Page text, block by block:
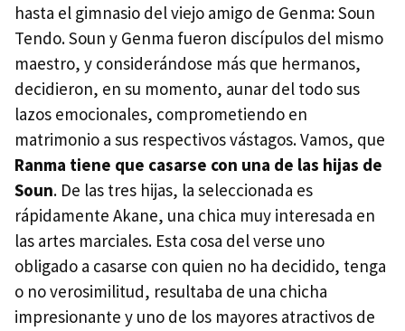
hasta el gimnasio del viejo amigo de Genma: Soun
Tendo. Soun y Genma fueron discípulos del mismo
maestro, y considerándose más que hermanos,
decidieron, en su momento, aunar del todo sus
lazos emocionales, comprometiendo en
matrimonio a sus respectivos vástagos. Vamos, que
Ranma tiene que casarse con una de las hijas de
Soun. De las tres hijas, la seleccionada es
rápidamente Akane, una chica muy interesada en
las artes marciales. Esta cosa del verse uno
obligado a casarse con quien no ha decidido, tenga
o no verosimilitud, resultaba de una chicha
impresionante y uno de los mayores atractivos de